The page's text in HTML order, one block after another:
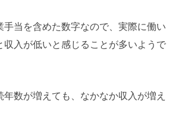
手当を含めた数字なので、実際に働い
収入が低いと感じることが多いようで
数が増えても、なかなか収入が増え